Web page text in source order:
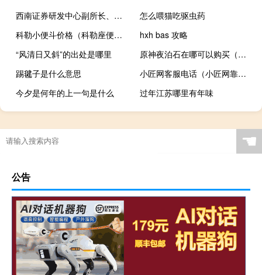
西南证券研发中心副所长、医药首席分析师杜向阳 到底什么情况嘞
怎么喂猫吃驱虫药
科勒小便斗价格（科勒座便器价格 科勒马桶怎么样）
hxh bas 攻略
“风清日又斜”的出处是哪里
原神夜泊石在哪可以购买（原神夜泊石在哪儿获得）
踢毽子是什么意思
小匠网客服电话（小匠网靠谱吗）
今夕是何年的上一句是什么
过年江苏哪里有年味
☚
公告